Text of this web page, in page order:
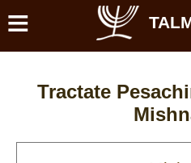
≡
Tractate